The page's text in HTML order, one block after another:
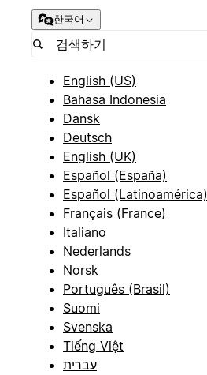
한국어
English (US)
Bahasa Indonesia
Dansk
Deutsch
English (UK)
Español (España)
Español (Latinoamérica)
Français (France)
Italiano
Nederlands
Norsk
Português (Brasil)
Suomi
Svenska
Tiếng Việt
עברית